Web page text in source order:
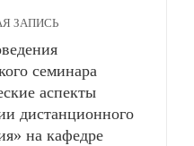
ЗАПИСЬ
семинара
аспекты
дистанционного
на кафедре